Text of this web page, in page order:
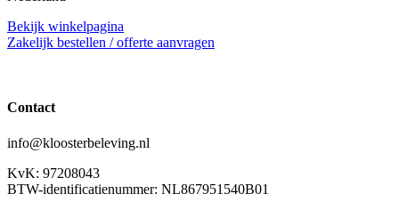
Bekijk winkelpagina
Zakelijk bestellen / offerte aanvragen
Contact
info@kloosterbeleving.nl
KvK: 97208043
BTW-identificatienummer: NL867951540B01